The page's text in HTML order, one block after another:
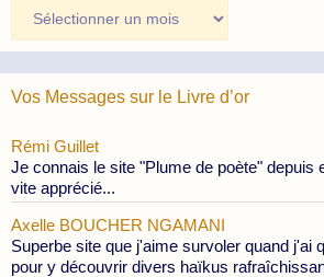
des
Publications
Vos Messages sur le Livre d’or
Rémi Guillet
Je connais le site "Plume de poète" depuis
vite apprécié...
Axelle BOUCHER NGAMANI
Superbe site que j'aime survoler quand j'ai
pour y découvrir divers haïkus